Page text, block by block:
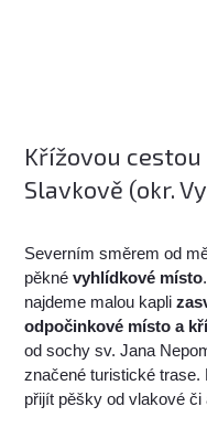
Křížovou
Slavkově (okr.
Severním směrem od
pěknévyhlídkové místo
najdeme malou kapli
odpočinkové místo a
od sochy sv. Jana
značené turistické
přijít pěšky od vlakové